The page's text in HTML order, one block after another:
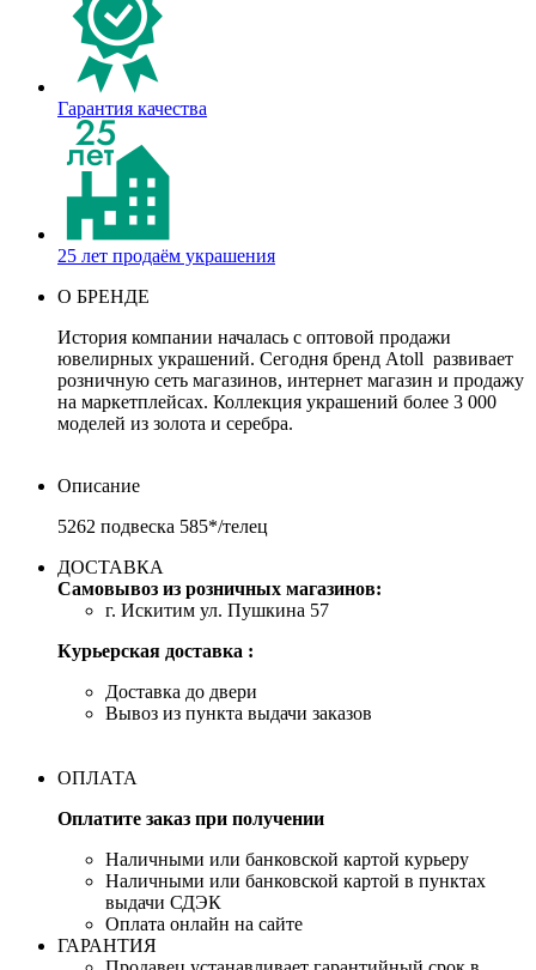
Гарантия качества
25 лет продаём украшения
О БРЕНДЕ
История компании началась с оптовой продажи
ювелирных украшений. Сегодня бренд Atoll развивает
розничную сеть магазинов, интернет магазин и продажу
на маркетплейсах. Коллекция украшений более 3 000
моделей из золота и серебра.
Описание
5262 подвеска 585*/телец
ДОСТАВКА
Самовывоз из розничных магазинов:
г. Искитим ул. Пушкина 57
Курьерская доставка :
Доставка до двери
Вывоз из пункта выдачи заказов
ОПЛАТА
Оплатите заказ при получении
Наличными или банковской картой курьеру
Наличными или банковской картой в пунктах
выдачи СДЭК
Оплата онлайн на сайте
ГАРАНТИЯ